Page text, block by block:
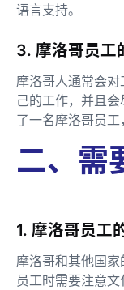
语言支持。
3. 摩洛哥员工
摩洛哥人通常会
己的工作，并且
了一名摩洛哥员工
二、需
1. 摩洛哥员工
摩洛哥和其他国
员工时需要注意